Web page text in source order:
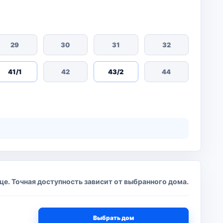
29 30 31 32
41/1 42 43/2 44
Точная доступность зависит от выбранного дома.
Выбрать дом